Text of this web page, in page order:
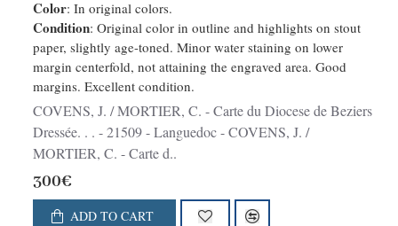
Color: In original colors.
Condition: Original color in outline and highlights on stout
paper, slightly age-toned. Minor water staining on lower
margin centerfold, not attaining the engraved area. Good
margins. Excellent condition.
COVENS, J. / MORTIER, C. - Carte du Diocese de Beziers
Dressée. . . - 21509 - Languedoc - COVENS, J. /
MORTIER, C. - Carte d..
300€
ADD TO CART